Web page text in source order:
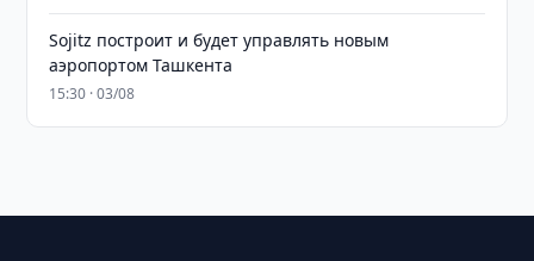
Sojitz построит и будет управлять новым
аэропортом Ташкента
15:30 · 03/08